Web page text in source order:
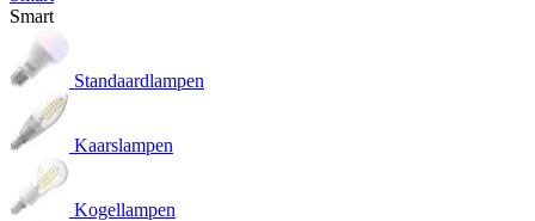
Smart
Standaardlampen
Kaarslampen
Kogellampen